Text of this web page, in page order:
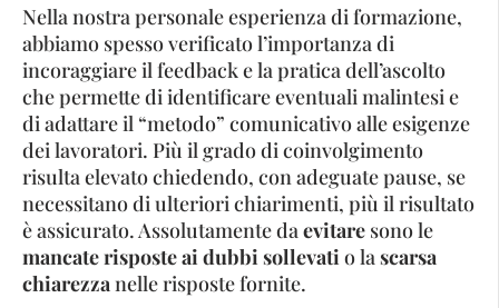
Nella nostra personale esperienza di formazione,
abbiamo spesso verificato l’importanza di
incoraggiare il feedback e la pratica dell’ascolto
che permette di identificare eventuali malintesi e
di adattare il “metodo” comunicativo alle esigenze
dei lavoratori. Più il grado di coinvolgimento
risulta elevato chiedendo, con adeguate pause, se
necessitano di ulteriori chiarimenti, più il risultato
è assicurato. Assolutamente daevitare sono le
mancate risposte ai dubbi sollevatio lascarsa
chiarezzanelle risposte fornite.